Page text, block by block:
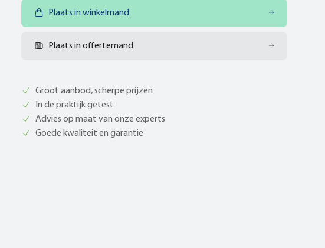
Plaats in winkelmand
Plaats in offertemand
Groot aanbod, scherpe prijzen
In de praktijk getest
Advies op maat van onze experts
Goede kwaliteit en garantie